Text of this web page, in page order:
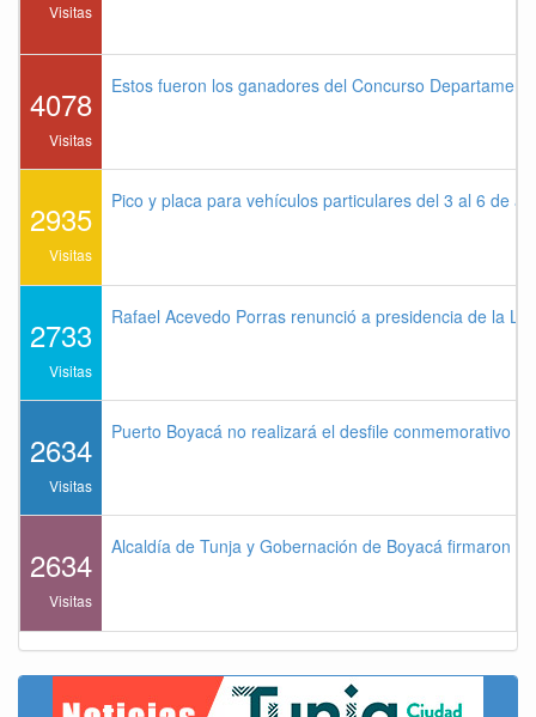
Visitas
4078
Visitas
Estos fueron los ganadores del Concurso
2935
Visitas
Pico y placa para vehículos particulares del 3 al 6 de
2733
Visitas
Rafael Acevedo Porras renunció a presidencia de la
2634
Visitas
Puerto Boyacá no realizará el desfile conmemorativo
2634
Visitas
Alcaldía de Tunja y Gobernación de Boyacá firmaron